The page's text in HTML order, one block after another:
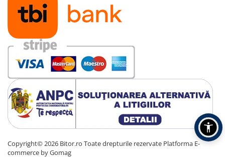
Blu-Ray, CD/DVD & Floppy Drives
Periferice & Accesorii
Tastaturi
Tastaturi cu Fir
Tastaturi wireless
Mouse, Trackballs & Presenters
Mouse cu Fir
Mouse Ergonimice
Mouse wireless
Cabluri & Adaptoare
Copyright© 2026 Bitor.ro Toate drepturile rezervate Platforma E-
commerce by Gomag